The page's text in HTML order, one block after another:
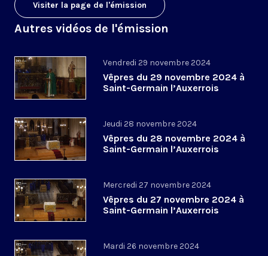
Visiter la page de l'émission
Autres vidéos de l'émission
Vendredi 29 novembre 2024
Vêpres du 29 novembre 2024 à
Saint-Germain l’Auxerrois
Jeudi 28 novembre 2024
Vêpres du 28 novembre 2024 à
Saint-Germain l’Auxerrois
Mercredi 27 novembre 2024
Vêpres du 27 novembre 2024 à
Saint-Germain l’Auxerrois
Mardi 26 novembre 2024